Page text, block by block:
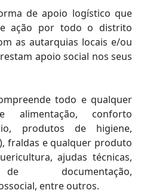
de apoio logístico que
ação por todo o distrito
as autarquias locais e/ou
apoio social nos seus
todo e qualquer
alimentação, conforto
produtos de higiene,
fraldas e qualquer produto
ajudas técnicas,
documentação,
entre outros.